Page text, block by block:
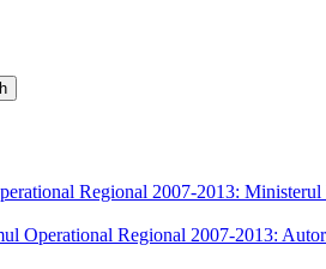
Regional 2007-2013:
Operational Regional 2007-2013: